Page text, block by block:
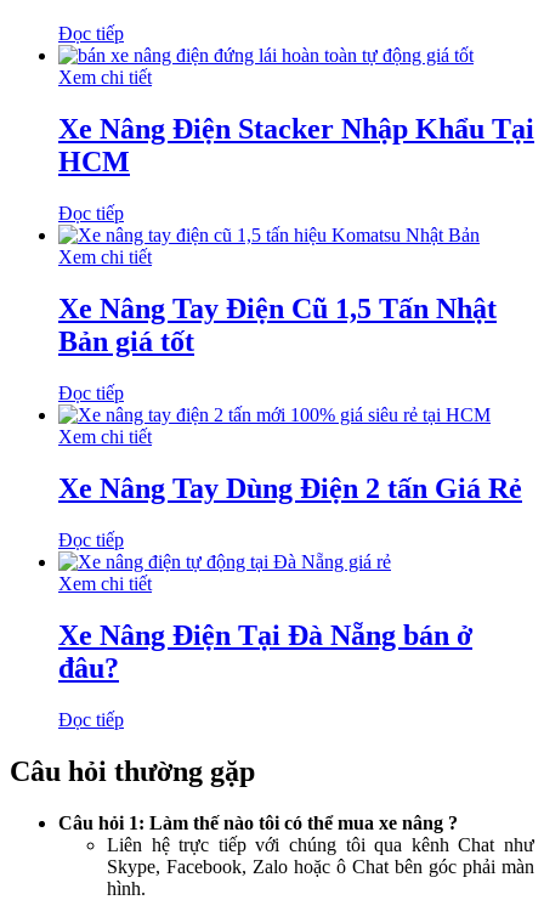
Đọc tiếp
Xem chi tiết
Xe Nâng Điện Stacker Nhập Khẩu Tại
HCM
Đọc tiếp
Xem chi tiết
Xe Nâng Tay Điện Cũ 1,5 Tấn Nhật
Bản giá tốt
Đọc tiếp
Xem chi tiết
Xe Nâng Tay Dùng Điện 2 tấn Giá Rẻ
Đọc tiếp
Xem chi tiết
Xe Nâng Điện Tại Đà Nẵng bán ở
đâu?
Đọc tiếp
Câu hỏi thường gặp
Câu hỏi 1: Làm thế nào tôi có thể mua xe nâng ?
Liên hệ trực tiếp với chúng tôi qua kênh Chat như
Skype, Facebook, Zalo hoặc ô Chat bên góc phải màn
hình.